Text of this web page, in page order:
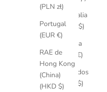
(PLN zł)
Portugal
(EUR €)
RAE de
Hong Kong
(China)
(HKD $)
Australia
(AUD $)
Austria
(EUR €)
Barbados
(BBD $)